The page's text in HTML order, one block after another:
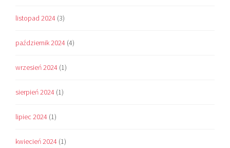
listopad 2024 (3)
październik 2024 (4)
wrzesień 2024 (1)
sierpień 2024 (1)
lipiec 2024 (1)
kwiecień 2024 (1)